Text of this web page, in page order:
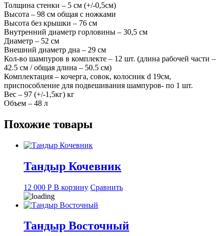
Толщина стенки – 5 см (+/-0,5см)
Высота – 98 см общая с ножками
Высота без крышки – 76 см
Внутренний диаметр горловины – 30,5 см
Диаметр – 52 см
Внешний диаметр дна – 29 см
Кол-во шампуров в комплекте – 12 шт. (длина рабочей части –
42.5 см / общая длина – 50.5 см)
Комплектация – кочерга, совок, колосник d 19см,
приспособление для подвешивания шампуров- по 1 шт.
Вес – 97 (+/-1,5кг) кг
Объем – 48 л
Похожие товары
Тандыр Кочевник
12 000 Р В корзину Сравнить
Тандыр Восточный